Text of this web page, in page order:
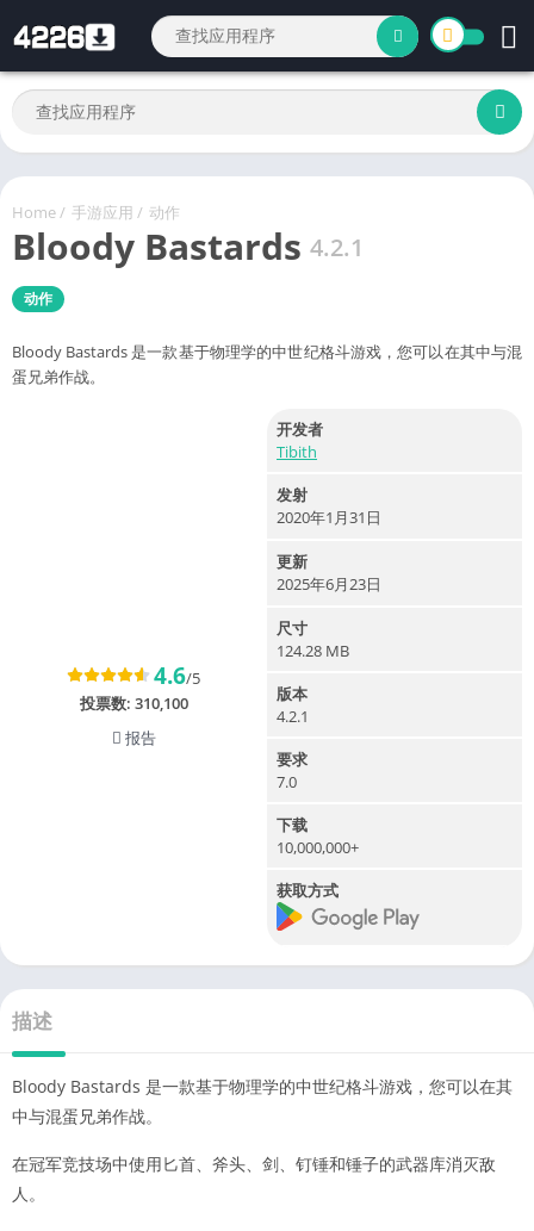
Home/ 手游应用 / 动作
Bloody Bastards 4.2.1
动作
Bloody Bastards 是一款基于物理学的中世纪格斗游戏，您可以在其中与混
蛋兄弟作战。
4.6/5
投票数: 310,100
报告
开发者
Tibith
发射
2020年1月31日
更新
2025年6月23日
尺寸
124.28 MB
版本
4.2.1
要求
7.0
下载
10,000,000+
获取方式
描述
Bloody Bastards 是一款基于物理学的中世纪格斗游戏，您可以在其
中与混蛋兄弟作战。
在冠军竞技场中使用匕首、斧头、剑、钉锤和锤子的武器库消灭敌
人。